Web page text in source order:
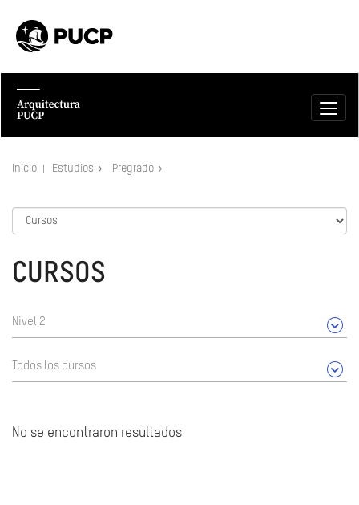
Inicio Estudios Pregrado
CURSOS
Nivel 2
Todos los cursos
No se encontraron resultados